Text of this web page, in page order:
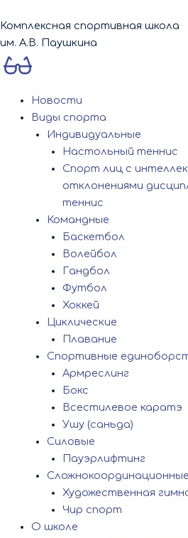
к
содержимому
Комплексная спортивная школа
им. А.В. Паушкина
Новости
Виды спорта
Индивидуальные
Настольный теннис
Спорт лиц с
отклонениями
теннис
Командные
Баскетбол
Волейбол
Гандбол
Футбол
Хоккей
Циклические
Плавание
Спортивные
Армреслинг
Бокс
Всестилевое каратэ
Ушу (саньда)
Силовые
Пауэрлифтинг
Сложнокоординационные
Художественная
Чир спорт
О школе